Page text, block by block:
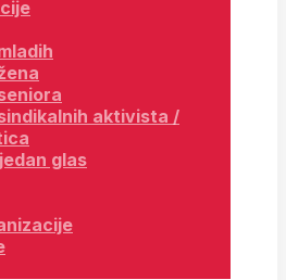
aktivista /
glas